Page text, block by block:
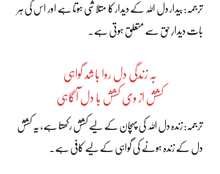
ترجمہ: بیدار دل اللہ کے دیدار کا متلاشی ہوتا ہے اور اس کی ہر
بات دیدارِ حق سے متعلق ہوتی ہے۔
بہ زندگی دل روا باشد گواہی
کشش از وی کشش با دل آگاہی
ترجمہ: زندہ دل اللہ کی پہچان کے لیے کشش رکھتا ہے، یہ کشش
دل کے زندہ ہونے کی گواہی کے لیے کافی ہے۔